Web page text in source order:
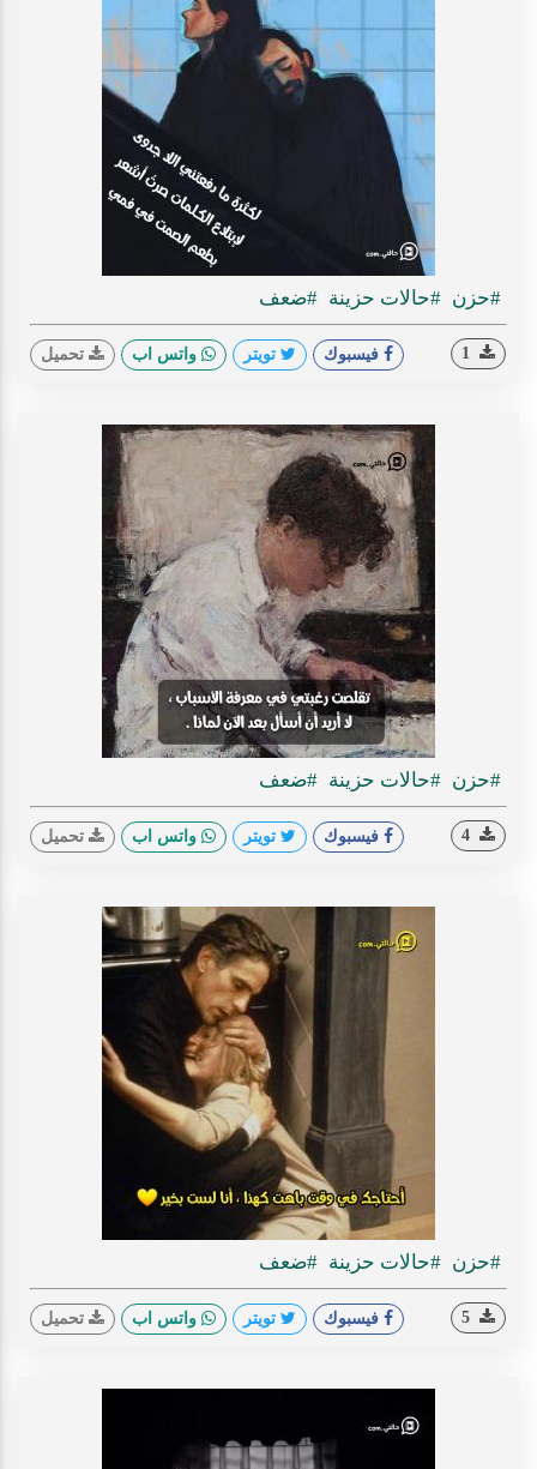
#حزن #حالات حزينة #ضعف
فيسبوك تويتر واتس اب تحميل
#حزن #حالات حزينة #ضعف
فيسبوك تويتر واتس اب تحميل
#حزن #حالات حزينة #ضعف
فيسبوك تويتر واتس اب تحميل